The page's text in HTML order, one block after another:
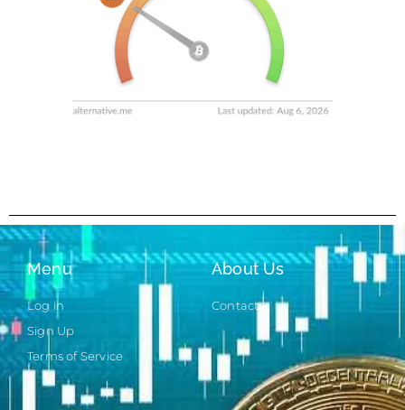
Menu
Log in
Sign Up
Terms of Service
About Us
Contact